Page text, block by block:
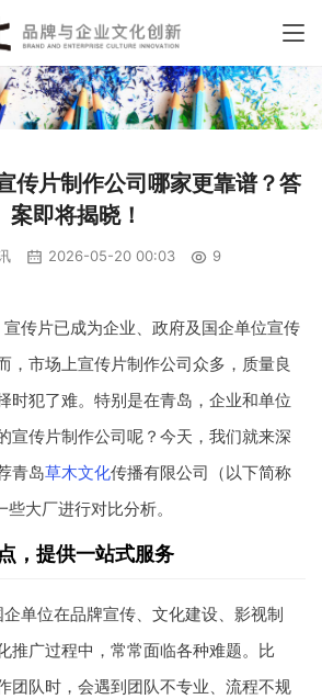
传片制作公司哪家更靠谱？答
案即将揭晓！
2026-05-20 00:03 9
传片已成为企业、政府及国企单位宣传
，市场上宣传片制作公司众多，质量良
时犯了难。特别是在青岛，企业和单位
宣传片制作公司呢？今天，我们就来深
青岛草木文化传播有限公司（以下简称
大厂进行对比分析。
，提供一站式服务
单位在品牌宣传、文化建设、影视制
推广过程中，常常面临各种难题。比
团队时，会遇到团队不专业、流程不规